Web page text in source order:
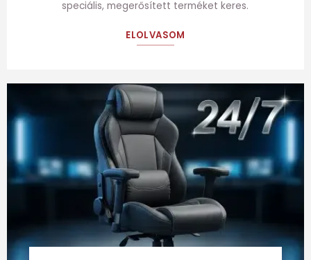
speciális, megerősített terméket keres.
ELOLVASOM